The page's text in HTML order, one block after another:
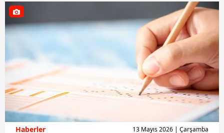
Haberler 13 Mayıs 2026 | Çarşamba